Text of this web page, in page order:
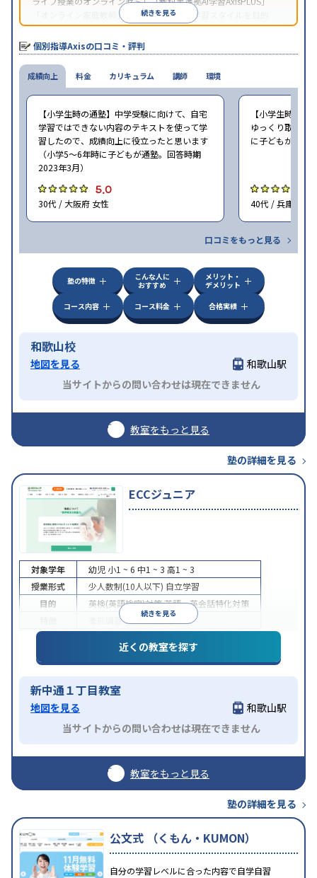
「オンライン家庭教師」など、さまざまな学習スタイルを目的
別・科目別に選択することができる。
続きを見る
個別指導Axisの口コミ・評判
成績向上
【小学生時の通塾】中学受験に向けて、自宅
学習ではできない内容のテキストを使って学
習したので、成績向上に役立ったと思います
（小学5〜6年時に子どもが通塾。回答時期
2023年3月）
5.0
30代 / 大阪府 女性
【小学生時の通
ゆっくり取り組
に子どもが通塾
40代 / 兵庫県 女
口コミをもっと見る
料金 カリキュラム 講師 環境
塾の特徴
こんな人に
おすすめ
メリット・
デメリット
コース内容
コース料金 合格実績
和歌山校
地図を見る
和歌山駅
当サイトからの問い合わせは現在できません
教室をもっと見る
塾の詳細を見る
ECCジュニア
続きを見る
対象学年 幼児 小1 ~ 6 中1 ~ 3 高1 ~ 3
授業形式
少人数制(10人以下) 自立学習
目的
英検(英語検定)対策英語・英会話特化対策
季節講習のみの受講可
近くの教室を探す
新中通１丁目教室
地図を見る
和歌山駅
当サイトからの問い合わせは現在できません
教室をもっと見る
塾の詳細を見る
公文式 （くもん・KUMON）
自分の学習レベルに合った内容で自学自習